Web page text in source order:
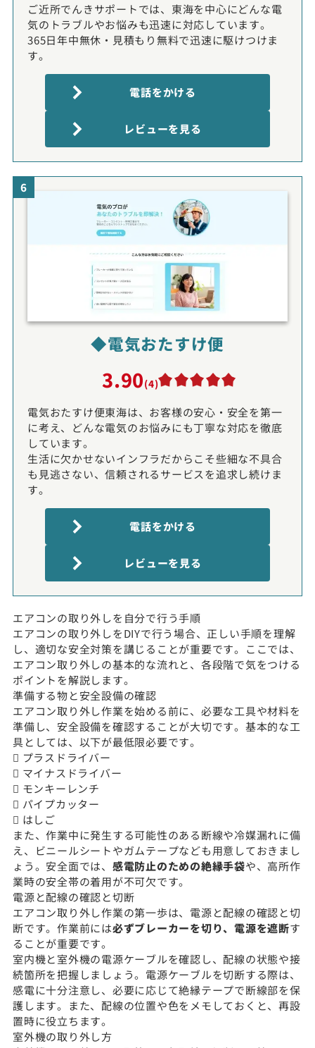
ご近所でんきサポートでは、東海を中心にどんな電
気のトラブルやお悩みも迅速に対応しています。
365日年中無休・見積もり無料で迅速に駆けつけま
す。
電話をかける
レビューを見る
6
◆電気おたすけ便
3.90(4)
電気おたすけ便東海は、お客様の安心・安全を第一
に考え、どんな電気のお悩みにも丁寧な対応を徹底
しています。
生活に欠かせないインフラだからこそ些細な不具合
も見逃さない、信頼されるサービスを追求し続けま
す。
電話をかける
レビューを見る
エアコンの取り外しを自分で行う手順
エアコンの取り外しをDIYで行う場合、正しい手順を理解
し、適切な安全対策を講じることが重要です。ここでは、
エアコン取り外しの基本的な流れと、各段階で気をつける
ポイントを解説します。
準備する物と安全設備の確認
エアコン取り外し作業を始める前に、必要な工具や材料を
準備し、安全設備を確認することが大切です。基本的な工
具としては、以下が最低限必要です。
 プラスドライバー
 マイナスドライバー
 モンキーレンチ
 パイプカッター
 はしご
また、作業中に発生する可能性のある断線や冷媒漏れに備
え、ビニールシートやガムテープなども用意しておきまし
ょう。安全面では、 感電防止のための絶縁手袋や、高所作
業時の安全帯の着用が不可欠です。
電源と配線の確認と切断
エアコン取り外し作業の第一歩は、電源と配線の確認と切
断です。作業前には必ずブレーカーを切り、電源を遮断す
ることが重要です。
室内機と室外機の電源ケーブルを確認し、配線の状態や接
続箇所を把握しましょう。電源ケーブルを切断する際は、
感電に十分注意し、必要に応じて絶縁テープで断線部を保
護します。また、配線の位置や色をメモしておくと、再設
置時に役立ちます。
室外機の取り外し方